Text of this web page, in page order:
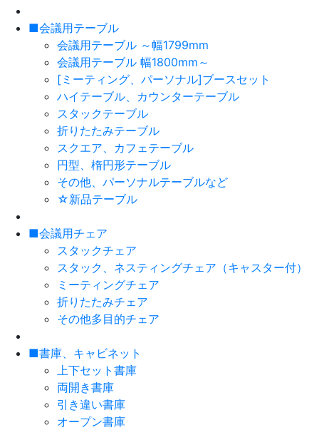
■会議用テーブル
会議用テーブル ～幅1799mm
会議用テーブル 幅1800mm～
[ミーティング、パーソナル]ブースセット
ハイテーブル、カウンターテーブル
スタックテーブル
折りたたみテーブル
スクエア、カフェテーブル
円型、楕円形テーブル
その他、パーソナルテーブルなど
☆新品テーブル
■会議用チェア
スタックチェア
スタック、ネスティングチェア（キャスター付）
ミーティングチェア
折りたたみチェア
その他多目的チェア
■書庫、キャビネット
上下セット書庫
両開き書庫
引き違い書庫
オープン書庫